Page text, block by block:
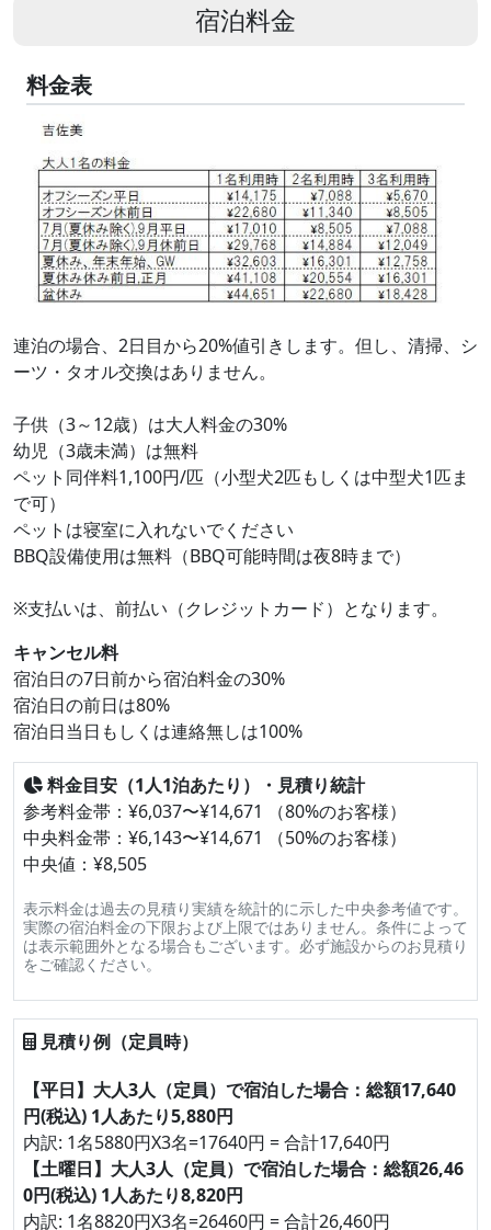
宿泊料金
料金表
連泊の場合、2日目から20%値引きします。但し、清掃、シ
ーツ・タオル交換はありません。
子供（3～12歳）は大人料金の30%
幼児（3歳未満）は無料
ペット同伴料1,100円/匹（小型犬2匹もしくは中型犬1匹ま
で可）
ペットは寝室に入れないでください
BBQ設備使用は無料（BBQ可能時間は夜8時まで）
※支払いは、前払い（クレジットカード）となります。
キャンセル料
宿泊日の7日前から宿泊料金の30%
宿泊日の前日は80%
宿泊日当日もしくは連絡無しは100%
料金目安（1人1泊あたり）・見積り統計
参考料金帯：¥6,037〜¥14,671 （80%のお客様）
中央料金帯：¥6,143〜¥14,671 （50%のお客様）
中央値：¥8,505
表示料金は過去の見積り実績を統計的に示した中央参考値です。
実際の宿泊料金の下限および上限ではありません。条件によって
は表示範囲外となる場合もございます。必ず施設からのお見積り
をご確認ください。
見積り例（定員時）
【平日】大人3人（定員）で宿泊した場合：総額17,640
円(税込) 1人あたり5,880円
内訳: 1名5880円X3名=17640円 = 合計17,640円
【土曜日】大人3人（定員）で宿泊した場合：総額26,46
0円(税込) 1人あたり8,820円
内訳: 1名8820円X3名=26460円 = 合計26,460円